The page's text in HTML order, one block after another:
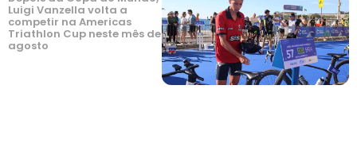
Luigi Vanzella volta a
competir na Americas
Triathlon Cup neste mês de
agosto